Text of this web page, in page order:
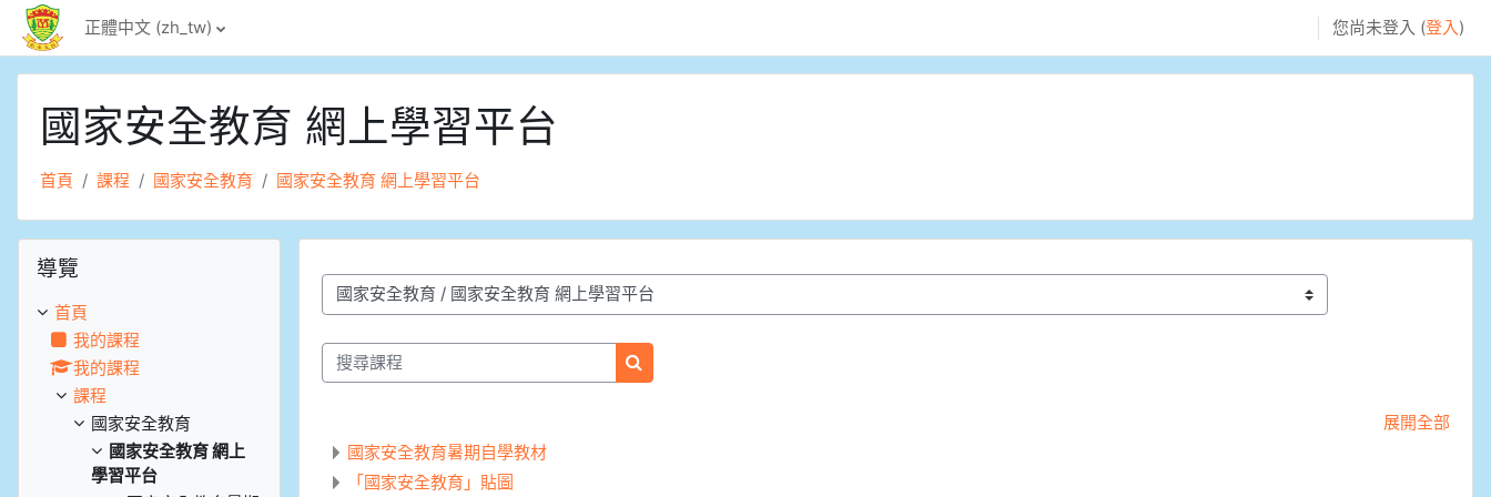
跳至主內容
正體中文 ‎(zh_tw)‎ 您尚未登入 (登入)
國家安全教育 網上學習平台
首頁 課程 國家安全教育 國家安全教育 網上學習平台
課程類別
搜尋課程
搜尋課程
展開全部
國家安全教育暑期自學教材
「國家安全教育」貼圖
導覽
首頁
我的課程
我的課程
課程
國家安全教育
國家安全教育 網上
學習平台